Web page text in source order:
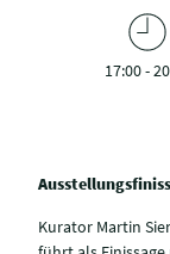
17:00 -
Kurator Martin